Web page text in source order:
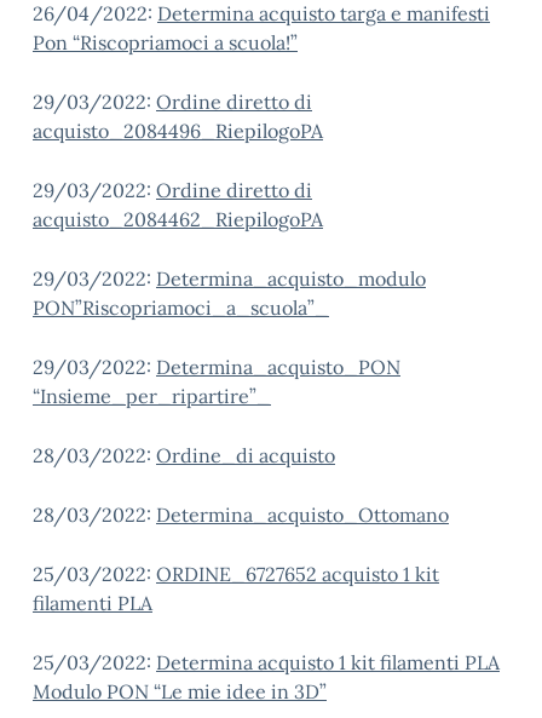
26/04/2022: Determina acquisto targa e manifesti
Pon “Riscopriamoci a scuola!”
29/03/2022: Ordine diretto di
acquisto_2084496_RiepilogoPA
29/03/2022: Ordine diretto di
acquisto_2084462_RiepilogoPA
29/03/2022: Determina_acquisto_modulo
PON”Riscopriamoci_a_scuola”_
29/03/2022: Determina_acquisto_PON
“Insieme_per_ripartire”_
28/03/2022: Ordine_di acquisto
28/03/2022: Determina_acquisto_Ottomano
25/03/2022: ORDINE_6727652 acquisto 1 kit
filamenti PLA
25/03/2022: Determina acquisto 1 kit filamenti PLA
Modulo PON “Le mie idee in 3D”